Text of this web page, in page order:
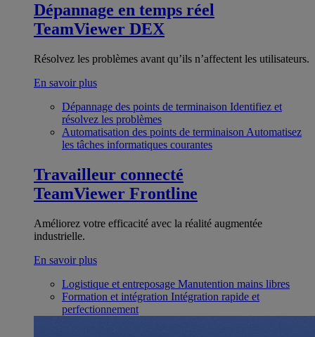
Dépannage en temps réel
TeamViewer DEX
Résolvez les problèmes avant qu’ils n’affectent les utilisateurs.
En savoir plus
Dépannage des points de terminaison Identifiez et
résolvez les problèmes
Automatisation des points de terminaison Automatisez
les tâches informatiques courantes
Travailleur connecté
TeamViewer Frontline
Améliorez votre efficacité avec la réalité augmentée
industrielle.
En savoir plus
Logistique et entreposage Manutention mains libres
Formation et intégration Intégration rapide et
perfectionnement